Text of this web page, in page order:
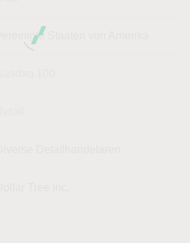
Vereinigte Staaten von Amerika